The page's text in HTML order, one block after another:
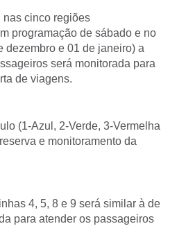
cinco regiões
programação de sábado e no
dezembro e 01 de janeiro) a
será monitorada para
de viagens.
(1-Azul, 2-Verde, 3-Vermelha
e monitoramento da
4, 5, 8 e 9 será similar à de
para atender os passageiros